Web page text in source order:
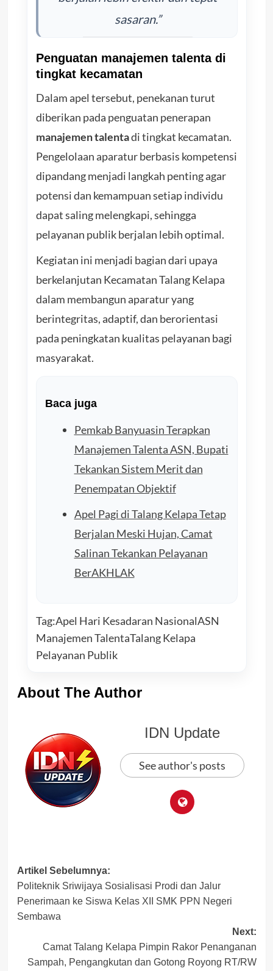
sasaran.”
Penguatan manajemen talenta di
tingkat kecamatan
Dalam apel tersebut, penekanan turut
diberikan pada penguatan penerapan
manajemen talentadi tingkat kecamatan.
Pengelolaan aparatur berbasis kompetensi
dipandang menjadi langkah penting agar
potensi dan kemampuan setiap individu
dapat saling melengkapi, sehingga
pelayanan publik berjalan lebih optimal.
Kegiatan ini menjadi bagian dari upaya
berkelanjutan Kecamatan Talang Kelapa
dalam membangun aparatur yang
berintegritas, adaptif, dan berorientasi
pada peningkatan kualitas pelayanan bagi
masyarakat.
Baca juga
Pemkab Banyuasin Terapkan
Manajemen Talenta ASN, Bupati
Tekankan Sistem Merit dan
Penempatan Objektif
Apel Pagi di Talang Kelapa Tetap
Berjalan Meski Hujan, Camat
Salinan Tekankan Pelayanan
BerAKHLAK
Tag:Apel Hari Kesadaran NasionalASN
Manajemen TalentaTalang Kelapa
Pelayanan Publik
About The Author
IDN Update
See author's posts
Post
navigation
Artikel Sebelumnya:
Politeknik Sriwijaya Sosialisasi Prodi dan Jalur
Penerimaan ke Siswa Kelas XII SMK PPN Negeri
Sembawa
Next:
Camat Talang Kelapa Pimpin Rakor Penanganan
Sampah, Pengangkutan dan Gotong Royong RT/RW